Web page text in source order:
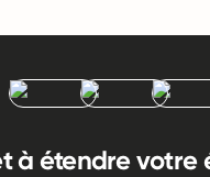
à étendre votre